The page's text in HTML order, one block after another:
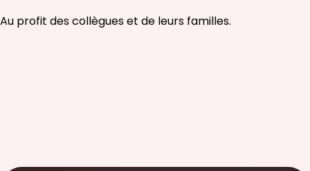
Au profit des collègues et de leurs familles.